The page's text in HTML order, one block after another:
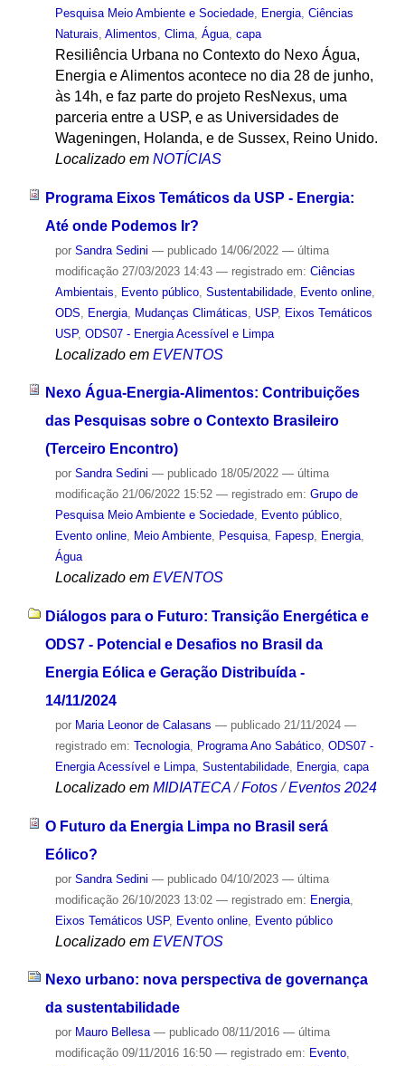
Pesquisa Meio Ambiente e Sociedade, Energia, Ciências
Naturais Alimentos Clima, Água, capa
Resiliência Urbana no Contexto do Nexo Água,
Energia e Alimentos acontece no dia 28 de junho,
às 14h, e faz parte do projeto ResNexus, uma
parceria entre a USP, e as Universidades de
Wageningen, Holanda, e de Sussex, Reino Unido.
Localizado em NOTÍCIAS
Programa Eixos Temáticos da USP - Energia:
Até onde Podemos Ir?
por Sandra Sedini — publicado14/06/2022 — última
modificação27/03/2023 14:43 — registrado em: Ciências
Ambientais
Evento público, Sustentabilidade, Evento online,
ODS
Energia, Mudanças Climáticas USP, Eixos Temáticos
USP, ODS07 - Energia Acessível e Limpa
Localizado em EVENTOS
Nexo Água-Energia-Alimentos: Contribuições
das Pesquisas sobre o Contexto Brasileiro
(Terceiro Encontro)
por Sandra Sedini — publicado18/05/2022 — última
modificação21/06/2022 15:52 — registrado em: Grupo de
Pesquisa Meio Ambiente e Sociedade, Evento público,
Evento online, Meio Ambiente, Pesquisa, Fapesp, Energia,
Água
Localizado em EVENTOS
Diálogos para o Futuro: Transição Energética e
ODS7 - Potencial e Desafios no Brasil da
Energia Eólica e Geração Distribuída -
14/11/2024
por Maria Leonor de Calasans — publicado21/11/2024 —
registrado em: Tecnologia, Programa Ano Sabático, ODS07 -
Energia Acessível e Limpa, Sustentabilidade, Energia, capa
Localizado em MIDIATECA /Fotos /Eventos 2024
O Futuro da Energia Limpa no Brasil será
Eólico?
por Sandra Sedini — publicado04/10/2023 — última
modificação26/10/2023 13:02 — registrado em: Energia,
Eixos Temáticos USP, Evento online, Evento público
Localizado em EVENTOS
Nexo urbano: nova perspectiva de governança
da sustentabilidade
por Mauro Bellesa — publicado08/11/2016 — última
modificação09/11/2016 16:50 — registrado em: Evento,